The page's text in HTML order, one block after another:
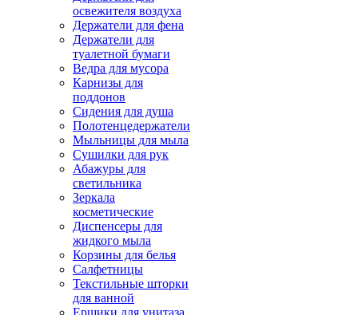
освежителя воздуха
Держатели для фена
Держатели для
туалетной бумаги
Ведра для мусора
Карнизы для
поддонов
Сидения для душа
Полотенцедержатели
Мыльницы для мыла
Сушилки для рук
Абажуры для
светильника
Зеркала
косметические
Диспенсеры для
жидкого мыла
Корзины для белья
Салфетницы
Текстильные шторки
для ванной
Ершики для унитаза